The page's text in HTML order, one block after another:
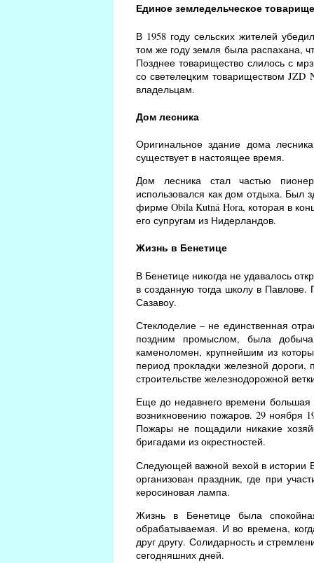
Единое земледельческое
В 1958 году сельских жителей
том же году земля была распахана,
Позднее товарищество слилось с
со светелецким товариществом JZD
владельцам.
Дом лесника
Оригинальное здание дома
существует в настоящее время.
Дом лесника стал частью
использовался как дом отдыха. Был
фирме Obila Kutná Hora, которая в
его супругам из Нидерландов.
Жизнь в Бенетице
В Бенетице никогда не удавалось
в созданную тогда школу в
Сазавоу.
Стеклоделие – не единственная
поздним промыслом, была
каменоломен, крупнейшим из
период прокладки железной дороги,
строительстве железнодорожной
Еще до недавнего времени большая
возникновению пожаров. 29 ноября
Пожары не пощадили никакие
бригадами из окрестностей.
Следующей важной вехой в истории
организован праздник, где при
керосиновая лампа.
Жизнь в Бенетице была
обрабатываемая. И во времена,
друг другу. Солидарность и
сегодняшних дней.